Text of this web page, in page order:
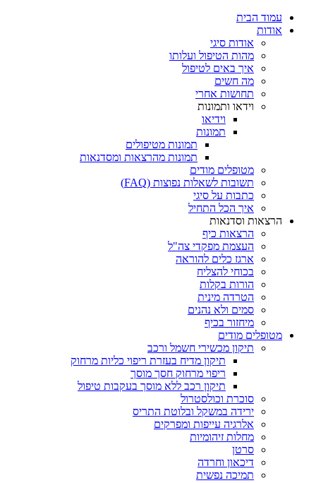
עמוד הבית
אודות
אודות סיגי
מהות הטיפול ועלותו
איך באים לטיפול
מה חשים
תחושות אחרי
וידאו ותמונות
וידיאו
תמונות
תמונות מטיפולים
תמונות מהרצאות ומסדנאות
מטופלים מודים
תשובות לשאלות נפוצות (FAQ)
כתבות על סיגי
איך הכל התחיל
הרצאות וסדנאות
הרצאות כיף
העצמת מפקדי צה"ל
ארגז כלים להוראה
בכוחי להצליח
הורות בקלות
הטרדה מינית
סמים ולא נהנים
מיחזור בכיף
מטופלים מודים
תיקון מכשירי חשמל ורכב
תיקון מדיח בעזרת ריפוי כליות מרחוק
ריפוי מרחוק חסך מוסך
תיקון רכב ללא מוסך בעקבות טיפול
סוכרת וכולסטרול
ירידה במשקל ובלוטת התריס
אלרגיה עייפות ומפרקים
מחלות זיהומיות
סרטן
דיכאון וחרדה
תמיכה נפשית